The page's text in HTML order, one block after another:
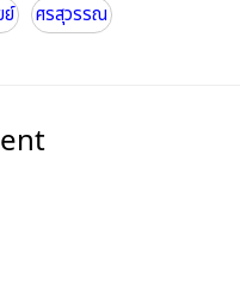
ย์ ศรสุวรรณ